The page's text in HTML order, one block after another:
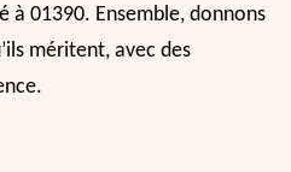
01390. Ensemble, donnons
méritent, avec des